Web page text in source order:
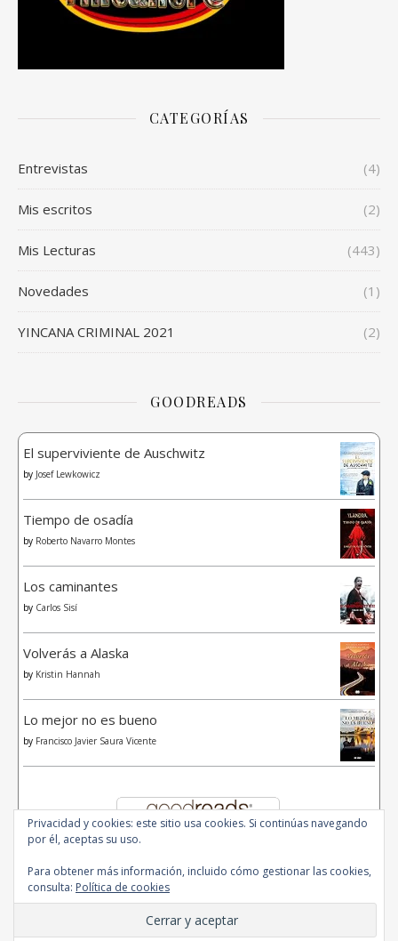
CATEGORÍAS
Entrevistas (4)
Mis escritos (2)
Mis Lecturas (443)
Novedades (1)
YINCANA CRIMINAL 2021 (2)
GOODREADS
El superviviente de Auschwitz
by Josef Lewkowicz
Tiempo de osadía
by Roberto Navarro Montes
Los caminantes
by Carlos Sisí
Volverás a Alaska
by Kristin Hannah
Lo mejor no es bueno
by Francisco Javier Saura Vicente
© 2020 - All Rights Reserved.
Ashe Tema de WP Royal
Privacidad y cookies: este sitio usa cookies. Si continúas navegando
por él, aceptas su uso.
Para obtener más información, incluido cómo gestionar las cookies,
consulta: Política de cookies